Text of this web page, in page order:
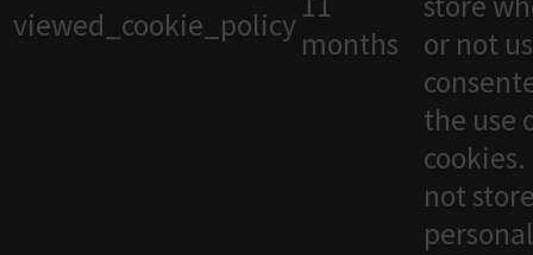
viewed_cookie_policy months
or not
the use
not